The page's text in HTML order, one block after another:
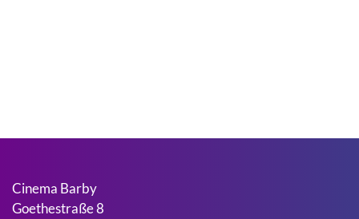
Cinema Barby
Goethestraße 8